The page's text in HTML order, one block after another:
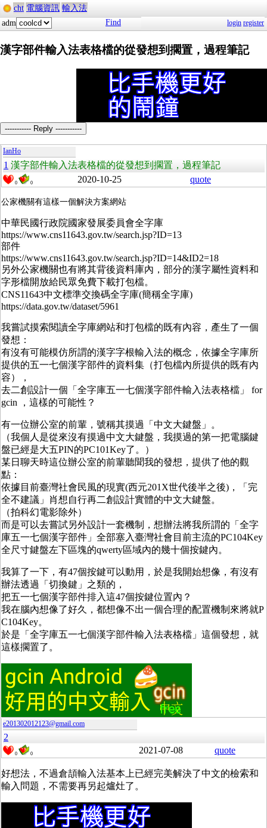
cht 電腦資訊 輸入法
adm
Find login register
漢字部件輸入法表格檔的從發想到擱置，過程筆記
----------- Reply -----------
IanHo
1 漢字部件輸入法表格檔的從發想到擱置，過程筆記
0 0 2020-10-25 quote
公家機關有這樣一個解決方案網站
中華民國行政院國家發展委員會全字庫
https://www.cns11643.gov.tw/search.jsp?ID=13
部件
https://www.cns11643.gov.tw/search.jsp?ID=14&ID2=18
另外公家機關也有將其背後資料庫內，部分的漢字屬性資料和
字形檔開放給民眾免費下載打包檔。
CNS11643中文標準交換碼全字庫(簡稱全字庫)
https://data.gov.tw/dataset/5961
我嘗試摸索閱讀全字庫網站和打包檔的既有內容，產生了一個
發想：
有沒有可能模仿所謂的漢字字根輸入法的概念，依據全字庫所
提供的五一七個漢字部件的資料集（打包檔內所提供的既有內
容），
去二創設計一個「全字庫五一七個漢字部件輸入法表格檔」 for
gcin ，這樣的可能性？
有一位辦公室的前輩，號稱其摸過「中文大鍵盤」。
（我個人是從來沒有摸過中文大鍵盤，我摸過的第一把電腦鍵
盤已經是大五PIN的PC101Key了。）
某日聊天時這位辦公室的前輩聽聞我的發想，提供了他的觀
點：
依據目前臺灣社會民風的現實(西元201X世代後半之後)，「完
全不建議」肖想自行再二創設計實體的中文大鍵盤。
（拍科幻電影除外）
而是可以去嘗試另外設計一套機制，想辦法將我所謂的「全字
庫五一七個漢字部件」全部塞入臺灣社會目前主流的PC104Key
全尺寸鍵盤左下區塊的qwerty區域內的幾十個按鍵內。
我算了一下，有47個按鍵可以動用，於是我開始想像，有沒有
辦法透過「切換鍵」之類的，
把五一七個漢字部件排入這47個按鍵位置內？
我在腦內想像了好久，都想像不出一個合理的配置機制來將就P
C104Key。
於是「全字庫五一七個漢字部件輸入法表格檔」這個發想，就
這樣擱置了。
e201302012123@gmail.com
2
0 0 2021-07-08 quote
好想法，不過倉頡輸入法基本上已經完美解決了中文的檢索和
輸入問題，不需要再另起爐灶了。